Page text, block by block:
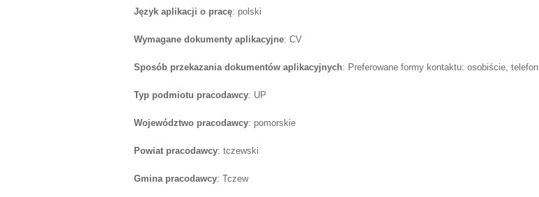
Język aplikacji o pracę: polski
Wymagane dokumenty aplikacyjne: CV
Sposób przekazania dokumentów aplikacyjnych: Preferowane formy kontaktu: osobiście, telefon
Typ podmiotu pracodawcy: UP
Województwo pracodawcy: pomorskie
Powiat pracodawcy: tczewski
Gmina pracodawcy: Tczew